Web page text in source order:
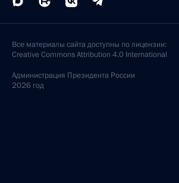
Все материалы сайта доступны по лицензии:
Creative Commons Attribution 4.0 International
Администрация Президента России
2026 год